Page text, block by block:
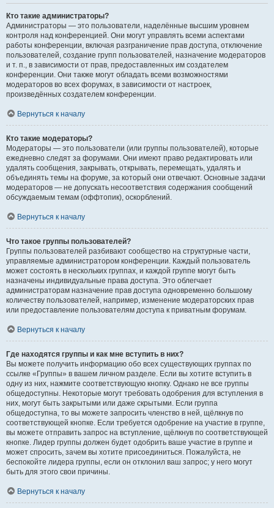
Кто такие администраторы?
Администраторы — это пользователи, наделённые высшим уровнем
контроля над конференцией. Они могут управлять всеми аспектами
работы конференции, включая разграничение прав доступа, отключение
пользователей, создание групп пользователей, назначение модераторов
и т. п., в зависимости от прав, предоставленных им создателем
конференции. Они также могут обладать всеми возможностями
модераторов во всех форумах, в зависимости от настроек,
произведённых создателем конференции.
Вернуться к началу
Кто такие модераторы?
Модераторы — это пользователи (или группы пользователей), которые
ежедневно следят за форумами. Они имеют право редактировать или
удалять сообщения, закрывать, открывать, перемещать, удалять и
объединять темы на форуме, за который они отвечают. Основные задачи
модераторов — не допускать несоответствия содержания сообщений
обсуждаемым темам (оффтопик), оскорблений.
Вернуться к началу
Что такое группы пользователей?
Группы пользователей разбивают сообщество на структурные части,
управляемые администратором конференции. Каждый пользователь
может состоять в нескольких группах, и каждой группе могут быть
назначены индивидуальные права доступа. Это облегчает
администраторам назначение прав доступа одновременно большому
количеству пользователей, например, изменение модераторских прав
или предоставление пользователям доступа к приватным форумам.
Вернуться к началу
Где находятся группы и как мне вступить в них?
Вы можете получить информацию обо всех существующих группах по
ссылке «Группы» в вашем личном разделе. Если вы хотите вступить в
одну из них, нажмите соответствующую кнопку. Однако не все группы
общедоступны. Некоторые могут требовать одобрения для вступления в
них, могут быть закрытыми или даже скрытыми. Если группа
общедоступна, то вы можете запросить членство в ней, щёлкнув по
соответствующей кнопке. Если требуется одобрение на участие в группе,
вы можете отправить запрос на вступление, щёлкнув по соответствующей
кнопке. Лидер группы должен будет одобрить ваше участие в группе и
может спросить, зачем вы хотите присоединиться. Пожалуйста, не
беспокойте лидера группы, если он отклонил ваш запрос; у него могут
быть для этого свои причины.
Вернуться к началу